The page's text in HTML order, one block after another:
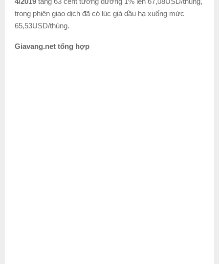
trong phiên giao dịch đã có lúc giá dầu hạ xuống mức
65,53USD/thùng.
Giavang.net tổng hợp